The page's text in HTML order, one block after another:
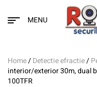
MENU
Home/Detectie efractie/
interior/exterior 30m, dual
100TFR